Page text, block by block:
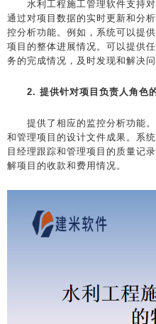
水利工程施工管理软件支持对
通过对项目数据的实时更新和分
控分析功能。例如，系统可以提
项目的整体进展情况。可以提供
务的完成情况，及时发现和解决问
2. 提供针对项目负责人角色
提供了相应的监控分析功能。
和管理项目的设计文件成果。系
目经理跟踪和管理项目的质量记
解项目的收款和费用情况。